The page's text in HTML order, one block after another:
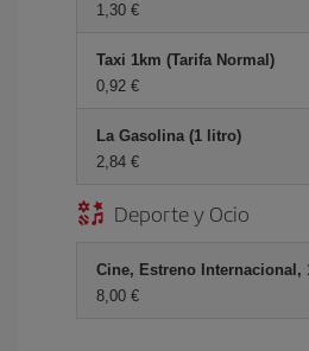
1,30 €
Taxi 1km (Tarifa Normal)
0,92 €
La Gasolina (1 litro)
2,84 €
Deporte y Ocio
Cine, Estreno Internacional,
8,00 €